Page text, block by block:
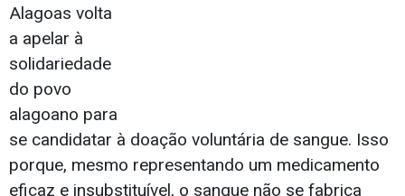
Alagoas volta
a apelar à
solidariedade
do povo
alagoano para
se candidatar à doação voluntária de sangue. Isso
porque, mesmo representando um medicamento
eficaz e insubstituível, o sangue não se fabrica